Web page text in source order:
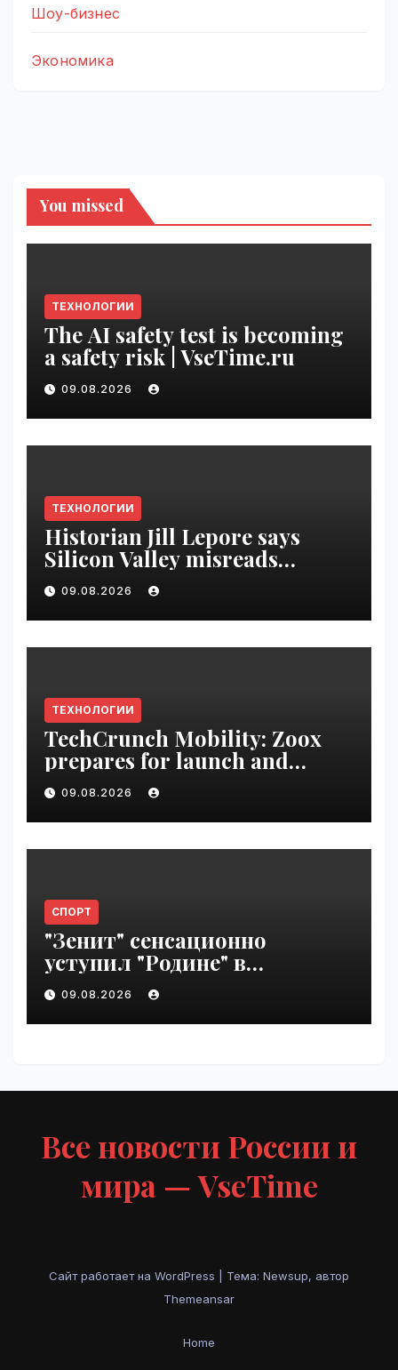
Шоу-бизнес
Экономика
You missed
ТЕХНОЛОГИИ
The AI safety test is becoming
a safety risk | VseTime.ru
09.08.2026
ТЕХНОЛОГИИ
Historian Jill Lepore says
Silicon Valley misreads
science fiction and
undermines democracy |
VseTime.ru
09.08.2026
ТЕХНОЛОГИИ
TechCrunch Mobility: Zoox
prepares for launch and
Uber’s AV empire | VseTime.ru
09.08.2026
СПОРТ
"Зенит" сенсационно
уступил "Родине" в
Петербурге | VseTime.ru
09.08.2026
Все новости России и
мира — VseTime
Сайт работает на WordPress
Тема: Newsup, автор
Themeansar
Home